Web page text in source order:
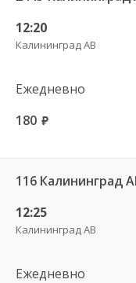
12:20
Калининград АВ
Ежедневно
180 руб.
116 Калининград
12:25
Калининград АВ
Ежедневно